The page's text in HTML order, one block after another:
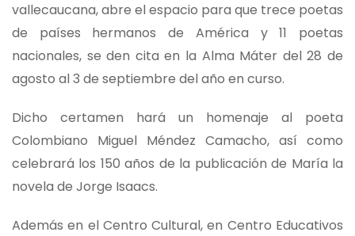
vallecaucana, abre el espacio para que trece poetas
de países hermanos de América y 11 poetas
nacionales, se den cita en la Alma Máter del 28 de
agosto al 3 de septiembre del año en curso.
Dicho certamen hará un homenaje al poeta
Colombiano Miguel Méndez Camacho, así como
celebrará los 150 años de la publicación de María la
novela de Jorge Isaacs.
Además en el Centro Cultural, en Centro Educativos